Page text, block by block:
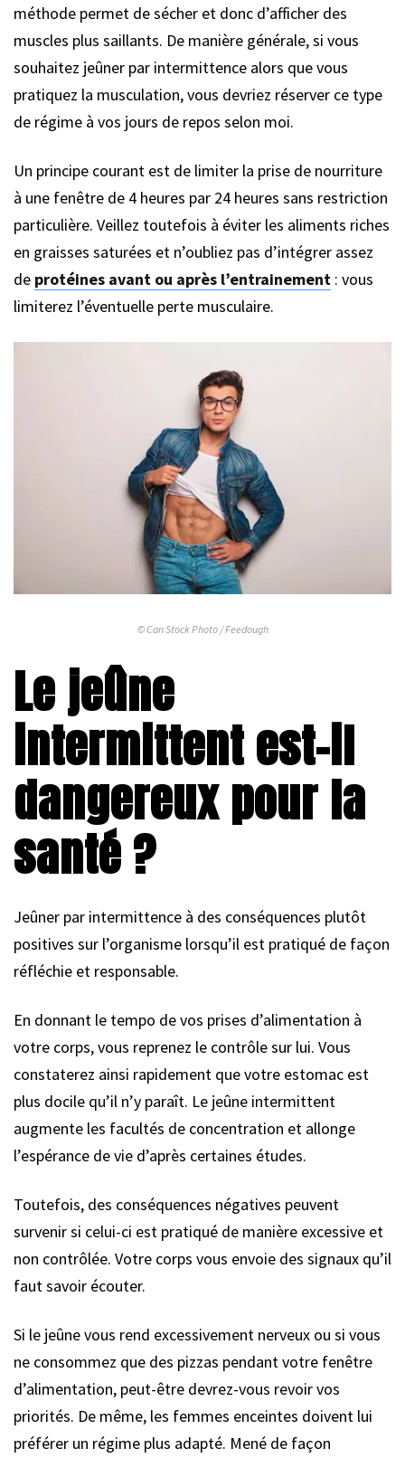
méthode permet de sécher et donc d’afficher des
muscles plus saillants. De manière générale, si vous
souhaitez jeûner par intermittence alors que vous
pratiquez la musculation, vous devriez réserver ce type
de régime à vos jours de repos selon moi.
Un principe courant est de limiter la prise de nourriture
à une fenêtre de 4 heures par 24 heures sans restriction
particulière. Veillez toutefois à éviter les aliments riches
en graisses saturées et n’oubliez pas d’intégrer assez
de protéines avant ou après l’entrainement : vous
limiterez l’éventuelle perte musculaire.
© Can Stock Photo / Feedough
Le jeûne
intermittent est-il
dangereux pour la
santé ?
Jeûner par intermittence à des conséquences plutôt
positives sur l’organisme lorsqu’il est pratiqué de façon
réfléchie et responsable.
En donnant le tempo de vos prises d’alimentation à
votre corps, vous reprenez le contrôle sur lui. Vous
constaterez ainsi rapidement que votre estomac est
plus docile qu’il n’y paraît. Le jeûne intermittent
augmente les facultés de concentration et allonge
l’espérance de vie d’après certaines études.
Toutefois, des conséquences négatives peuvent
survenir si celui-ci est pratiqué de manière excessive et
non contrôlée. Votre corps vous envoie des signaux qu’il
faut savoir écouter.
Si le jeûne vous rend excessivement nerveux ou si vous
ne consommez que des pizzas pendant votre fenêtre
d’alimentation, peut-être devrez-vous revoir vos
priorités. De même, les femmes enceintes doivent lui
préférer un régime plus adapté. Mené de façon